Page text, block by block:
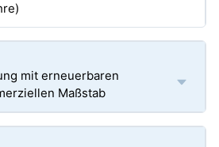
mit erneuerbaren
Maßstab